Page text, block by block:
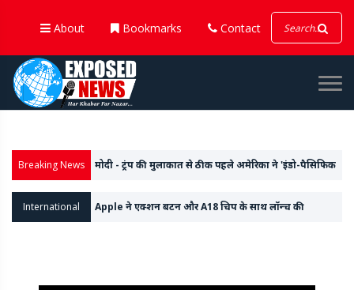
About Bookmarks Contact
Breaking News पूर्व मुख्यमंत्री की पुत्री आदिति यादव पर की गई अभद्र टिप्पणी की
कमांड' से 'इंडो' शब्द हटाया
International Apple ने एक्शन बटन और A18 चिप के साथ लॉन्च की